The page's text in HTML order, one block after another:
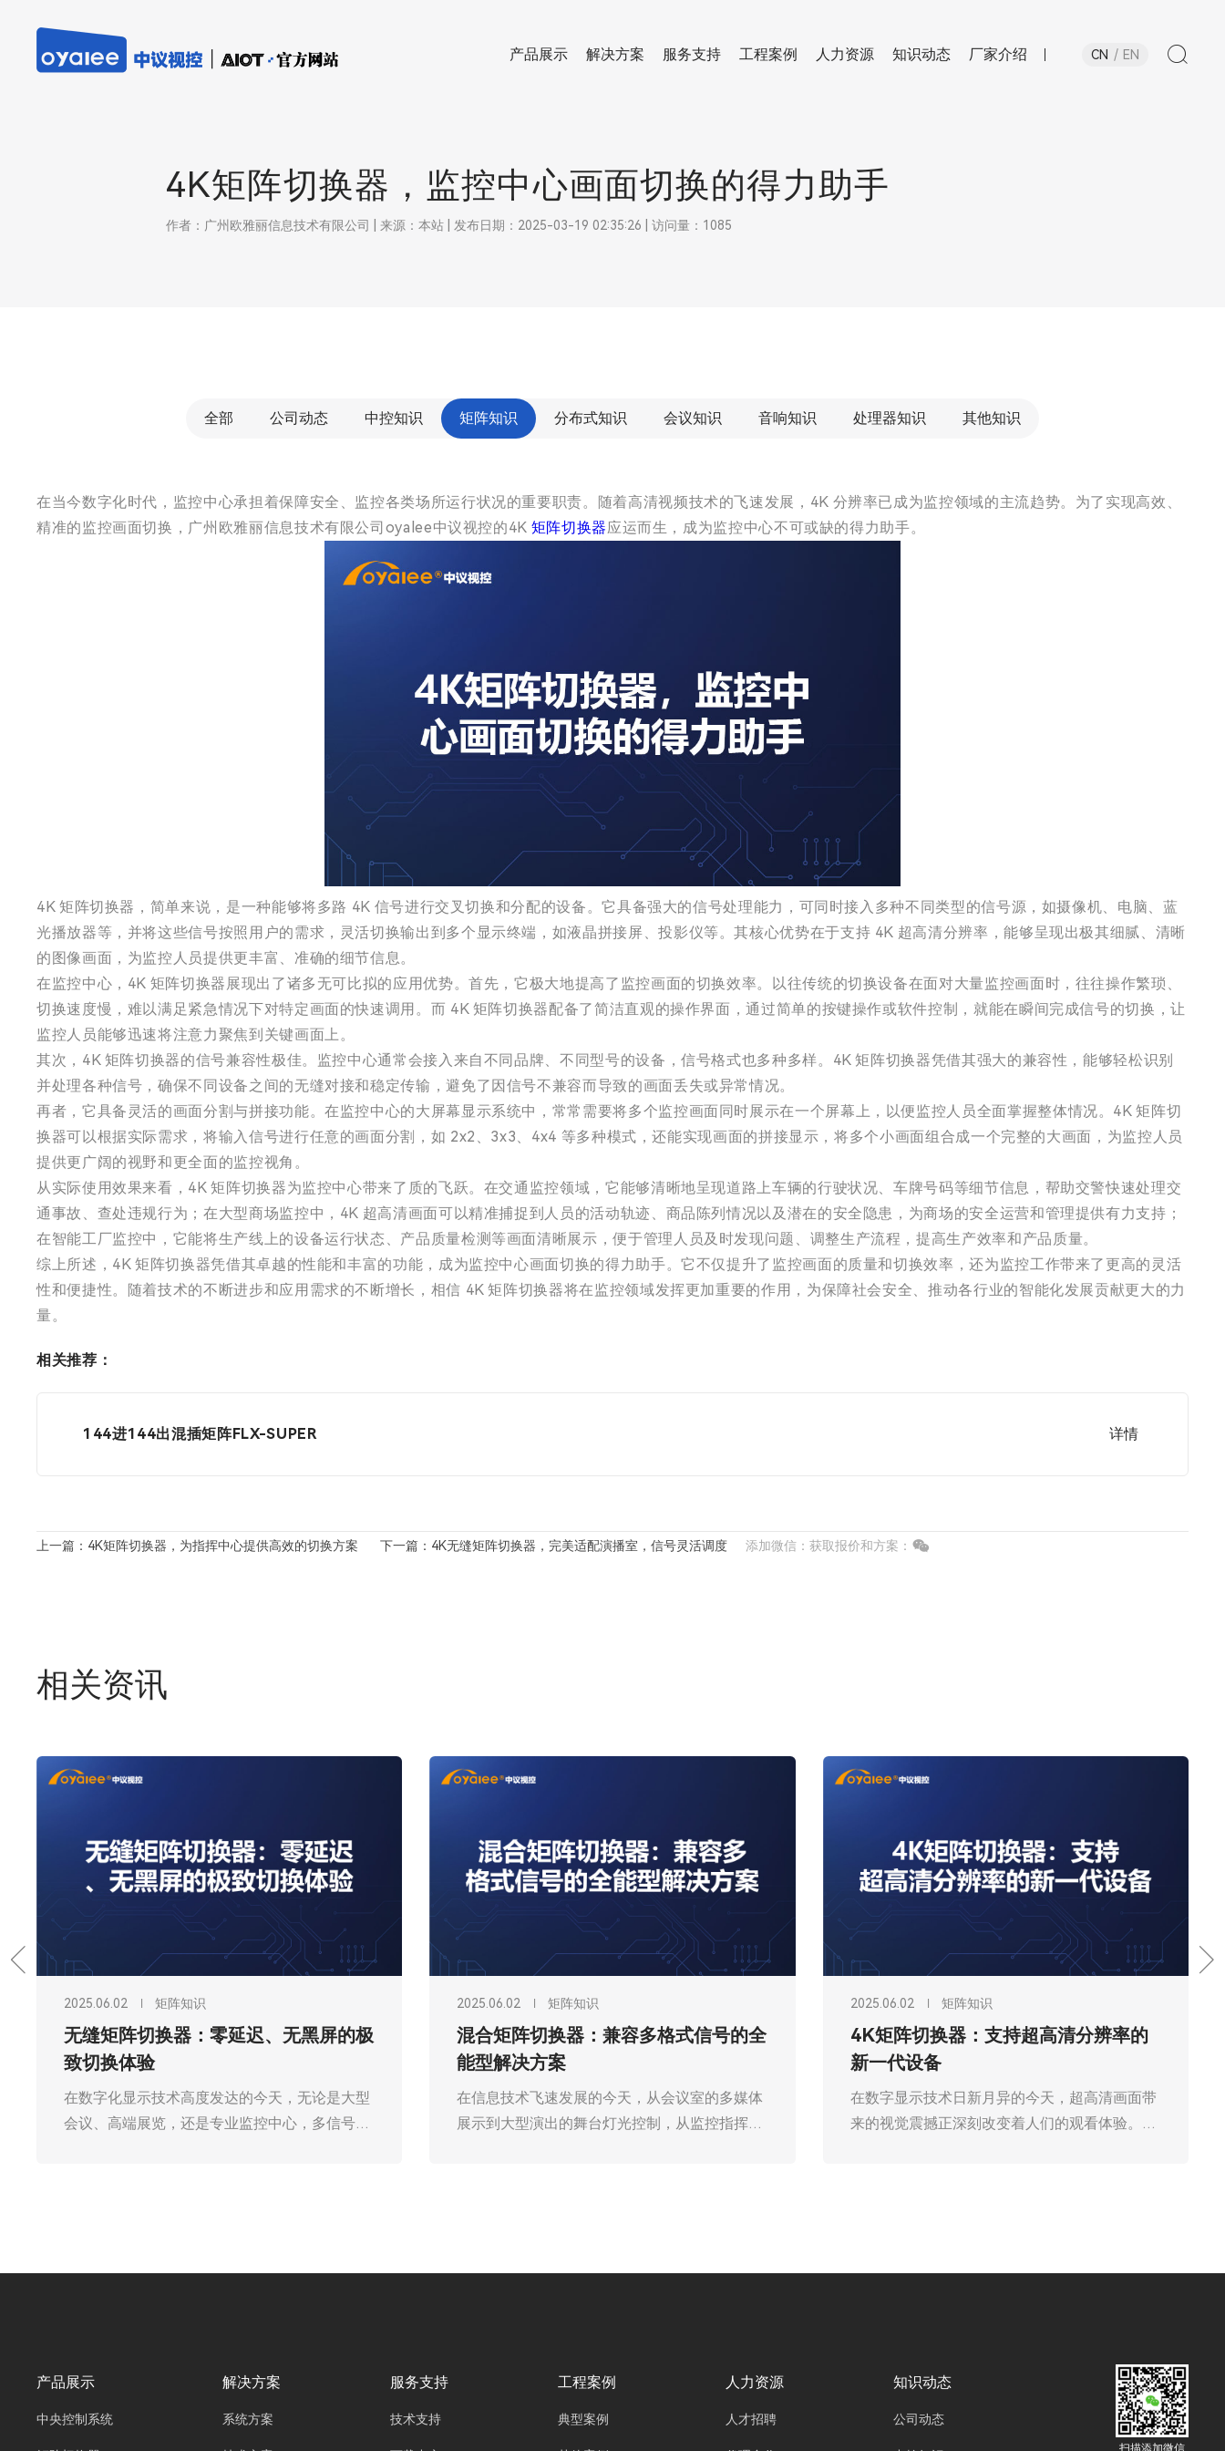
产品展示 解决方案 服务支持 工程案例 人力资源 知识动态 厂家介绍 CN EN
4K矩阵切换器，监控中心画面切换的得力助手
作者：广州欧雅丽信息技术有限公司 | 来源：本站 | 发布日期：2025-03-19 02:35:26 | 访问量：1085
全部 公司动态 中控知识 矩阵知识 分布式知识 会议知识 音响知识 处理器知识 其他知识
在当今数字化时代，监控中心承担着保障安全、监控各类场所运行状况的重要职责。随着高清视频技术的飞速发展，4K 分辨率已成为监控领域的主流趋势。为了实现高效、
精准的监控画面切换，广州欧雅丽信息技术有限公司oyalee中议视控的4K 矩阵切换器应运而生，成为监控中心不可或缺的得力助手。
4K 矩阵切换器，简单来说，是一种能够将多路 4K 信号进行交叉切换和分配的设备。它具备强大的信号处理能力，可同时接入多种不同类型的信号源，如摄像机、电脑、蓝
光播放器等，并将这些信号按照用户的需求，灵活切换输出到多个显示终端，如液晶拼接屏、投影仪等。其核心优势在于支持 4K 超高清分辨率，能够呈现出极其细腻、清晰
的图像画面，为监控人员提供更丰富、准确的细节信息。
在监控中心，4K 矩阵切换器展现出了诸多无可比拟的应用优势。首先，它极大地提高了监控画面的切换效率。以往传统的切换设备在面对大量监控画面时，往往操作繁琐、
切换速度慢，难以满足紧急情况下对特定画面的快速调用。而 4K 矩阵切换器配备了简洁直观的操作界面，通过简单的按键操作或软件控制，就能在瞬间完成信号的切换，让
监控人员能够迅速将注意力聚焦到关键画面上。
其次，4K 矩阵切换器的信号兼容性极佳。监控中心通常会接入来自不同品牌、不同型号的设备，信号格式也多种多样。4K 矩阵切换器凭借其强大的兼容性，能够轻松识别
并处理各种信号，确保不同设备之间的无缝对接和稳定传输，避免了因信号不兼容而导致的画面丢失或异常情况。
再者，它具备灵活的画面分割与拼接功能。在监控中心的大屏幕显示系统中，常常需要将多个监控画面同时展示在一个屏幕上，以便监控人员全面掌握整体情况。4K 矩阵切
换器可以根据实际需求，将输入信号进行任意的画面分割，如 2x2、3x3、4x4 等多种模式，还能实现画面的拼接显示，将多个小画面组合成一个完整的大画面，为监控人员
提供更广阔的视野和更全面的监控视角。
从实际使用效果来看，4K 矩阵切换器为监控中心带来了质的飞跃。在交通监控领域，它能够清晰地呈现道路上车辆的行驶状况、车牌号码等细节信息，帮助交警快速处理交
通事故、查处违规行为；在大型商场监控中，4K 超高清画面可以精准捕捉到人员的活动轨迹、商品陈列情况以及潜在的安全隐患，为商场的安全运营和管理提供有力支持；
在智能工厂监控中，它能将生产线上的设备运行状态、产品质量检测等画面清晰展示，便于管理人员及时发现问题、调整生产流程，提高生产效率和产品质量。
综上所述，4K 矩阵切换器凭借其卓越的性能和丰富的功能，成为监控中心画面切换的得力助手。它不仅提升了监控画面的质量和切换效率，还为监控工作带来了更高的灵活
性和便捷性。随着技术的不断进步和应用需求的不断增长，相信 4K 矩阵切换器将在监控领域发挥更加重要的作用，为保障社会安全、推动各行业的智能化发展贡献更大的力
量。
相关推荐：
144进144出混插矩阵FLX-SUPER
上一篇：4K矩阵切换器，为指挥中心提供高效的切换方案 下一篇：4K无缝矩阵切换器，完美适配演播室，信号灵活调度 添加微信：获取报价和方案：
相关资讯
2025.06.01 矩阵知识
VGA矩阵切换器：传统PC信号切换的
稳定之选
在数字化浪潮席卷全球的今天，各类新型显示技
术与信号传输协议层出不穷。然而，在传统 PC
设备。无论是会议室的高效会议演示，还是监控
2025.06.01 矩阵知识
HDMI矩阵切换器：高清信号传输的主
流选择
在信息高速传播的时代，高清视频已成为人们获
取信息、享受娱乐的重要方式。从家庭影院的震
HDMI1616W”作为高清信号传输领域的核心设
景，揭示其在高清信号传输领域占据主导地位的
2025.06.01 矩阵知识
音视频矩阵切换器：音频与视频信号的
同步管理方案
在数字媒体技术飞速发展的今天，从大型演出活
动到企业会议、家庭影院，音视频信号的处理与
FLX-LARGE、40进40出FLX-PLUS、72进72出
场景提供了完善的解决方案。
产品展示
中央控制系统
解决方案
系统方案
服务支持
技术支持
工程案例
典型案例
人力资源
人才招聘
知识动态
公司动态
扫描添加微信